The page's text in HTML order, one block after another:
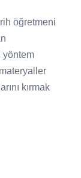
öğretmeni
yöntem
kırmak